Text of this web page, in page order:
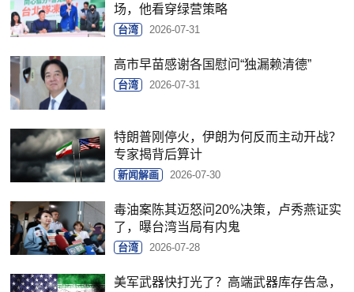
场，他看穿绿营策略
台湾 2026-07-31
高市早苗感谢各国慰问“独漏赖清德”
台湾 2026-07-31
特朗普刚停火，伊朗为何反而主动开战？
专家揭背后算计
新闻解画 2026-07-30
毒油案陈其迈怒问20%决策，卢秀燕证实
了，曝台湾当局有内鬼
台湾 2026-07-28
美军武器快打光了？高端武器库存告急，